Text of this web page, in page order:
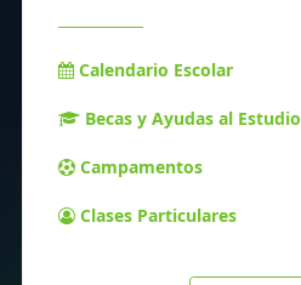
Calendario Escolar
Becas y Ayudas al Estudio
Campamentos
Clases Particulares